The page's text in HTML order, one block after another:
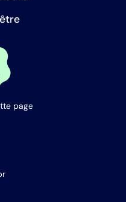
page
en garantissant